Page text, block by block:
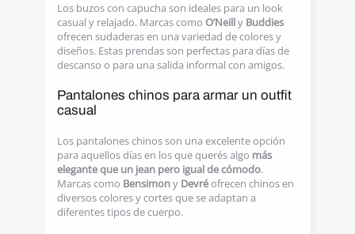
Los buzos con capucha son ideales para un look
casual y relajado. Marcas como O’Neilly Buddies
ofrecen sudaderas en una variedad de colores y
diseños. Estas prendas son perfectas para días de
descanso o para una salida informal con amigos.
Pantalones chinos para armar un outfit
casual
Los pantalones chinos son una excelente opción
para aquellos días en los que querés algo más
elegante que un jean pero igual de cómodo.
Marcas como Bensimony Devréofrecen chinos en
diversos colores y cortes que se adaptan a
diferentes tipos de cuerpo.